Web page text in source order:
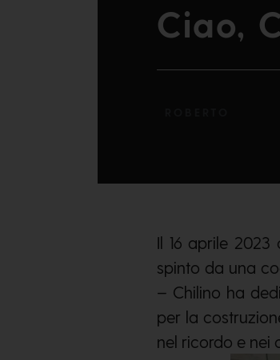
Ciao,
Il 16 aprile
spinto da una
– Chilino ha
per la
nel ricordo e nei